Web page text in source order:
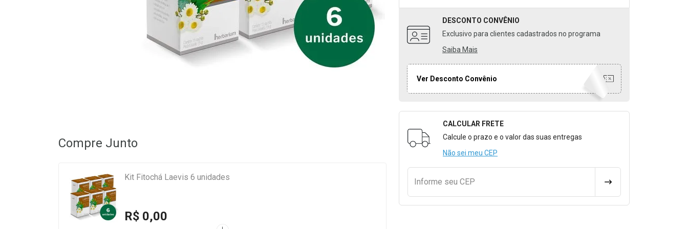
DESCONTO CONVÊNIO
Exclusivo para clientes cadastrados no programa
Saiba Mais
Ver Desconto Convênio
Formulário para Calcular o Frete
CALCULAR FRETE
Calcule o prazo e o valor das suas entregas
Não sei meu CEP
Informe seu CEP CALCULAR FRETE
Compre Junto
Kit Fitochá Laevis 6 unidades
R$ 0,00